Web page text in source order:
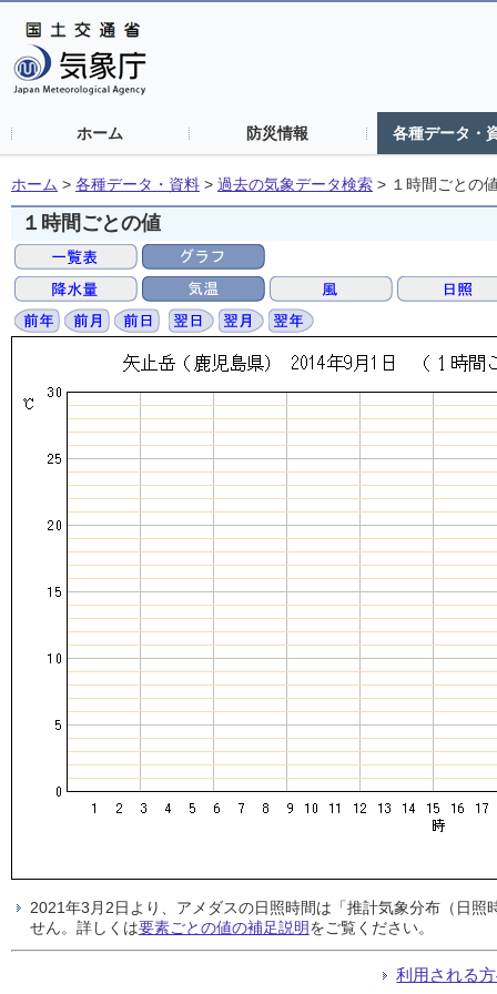
ホーム 防災情報 各種データ・
ホーム > 各種データ・資料 > 過去の気象データ検索 > １時間ごとの
１時間ごとの値
2021年3月2日より、アメダスの日照時間は「推計気象分布（日
せん。詳しくは要素ごとの値の補足説明をご覧ください。
利用される